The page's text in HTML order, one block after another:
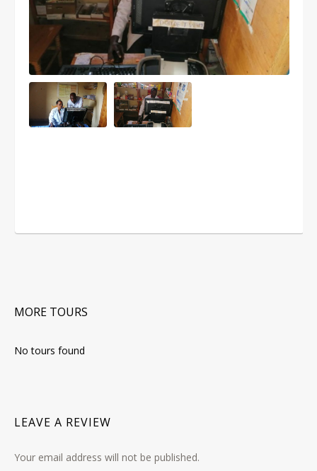
MORE TOURS
No tours found
LEAVE A REVIEW
Your email address will not be published.